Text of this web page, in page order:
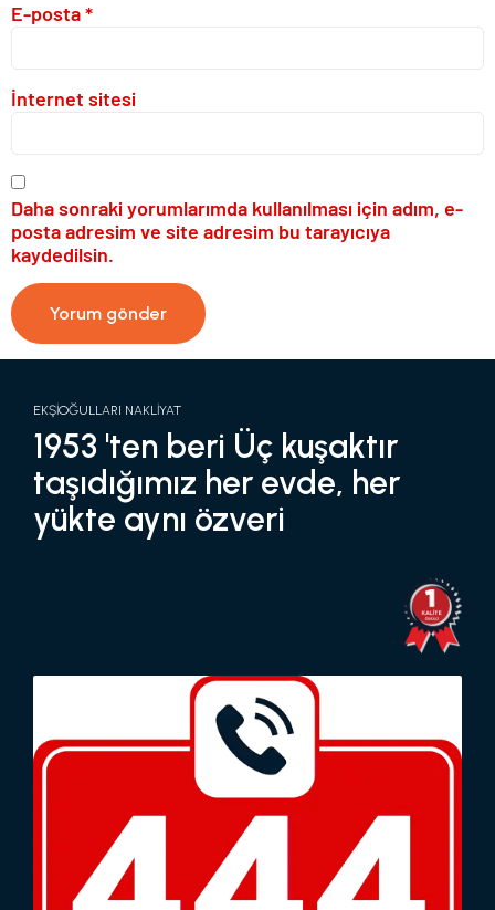
E-posta*
İnternet sitesi
Daha sonraki yorumlarımda kullanılması için adım, e-
posta adresim ve site adresim bu tarayıcıya
kaydedilsin.
EKŞİOĞULLARI NAKLİYAT
1953 'ten beri Üç kuşaktır
taşıdığımız her evde, her
yükte aynı özveri